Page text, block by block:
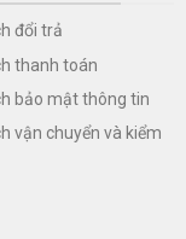
đổi trả
thanh toán
bảo mật thông tin
vận chuyển và kiểm